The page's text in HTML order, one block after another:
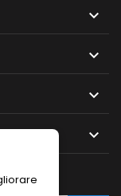



